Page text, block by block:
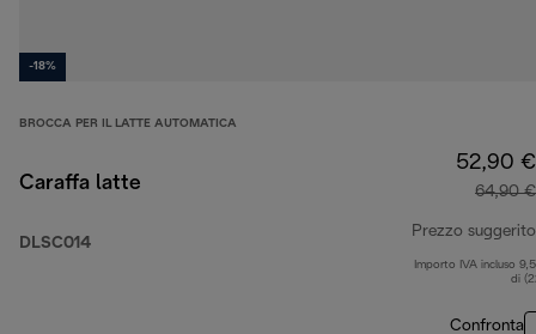
-18%
BROCCA PER IL LATTE AUTOMATICA
Caraffa latte
DLSC014
52,90 €
64,90 €
Prezzo suggerito
Importo IVA incluso
di
Confronta